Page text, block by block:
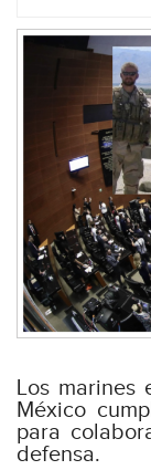
Los marines
México
para
defensa.